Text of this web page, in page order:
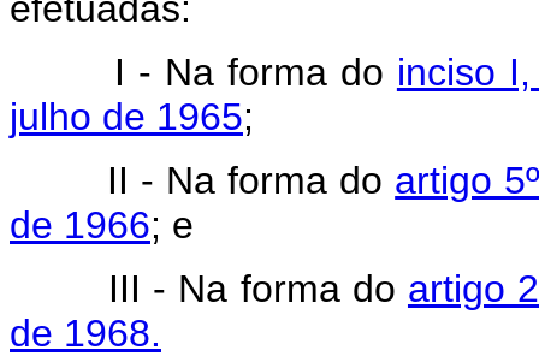
I - Na forma do inciso
julho de 1965;
II - Na forma do artigo
de 1966; e
III - Na forma do artigo
de 1968.